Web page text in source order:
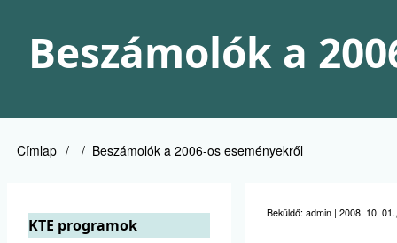
Beszámolók a
Morzsa
Címlap Beszámolók a 2006-os eseményekről
KTE programok
Beküldő: admin| 2008. 10.